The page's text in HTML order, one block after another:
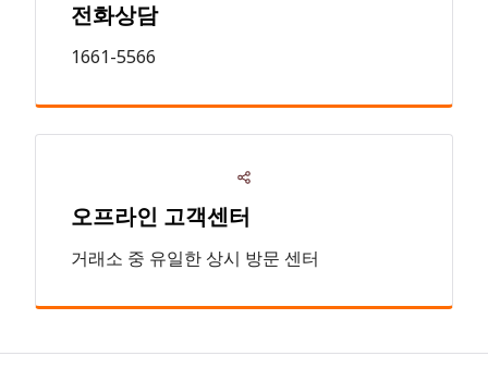
전화상담
1661-5566
오프라인 고객센터
거래소 중 유일한 상시 방문 센터